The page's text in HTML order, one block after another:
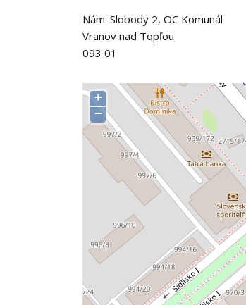
Nám. Slobody 2, OC Komunál
Vranov nad Topľou
093 01
+
−